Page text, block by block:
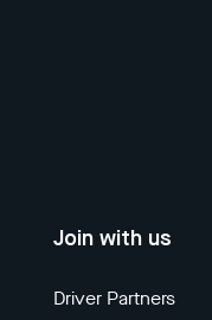
Join with us
Driver Partners